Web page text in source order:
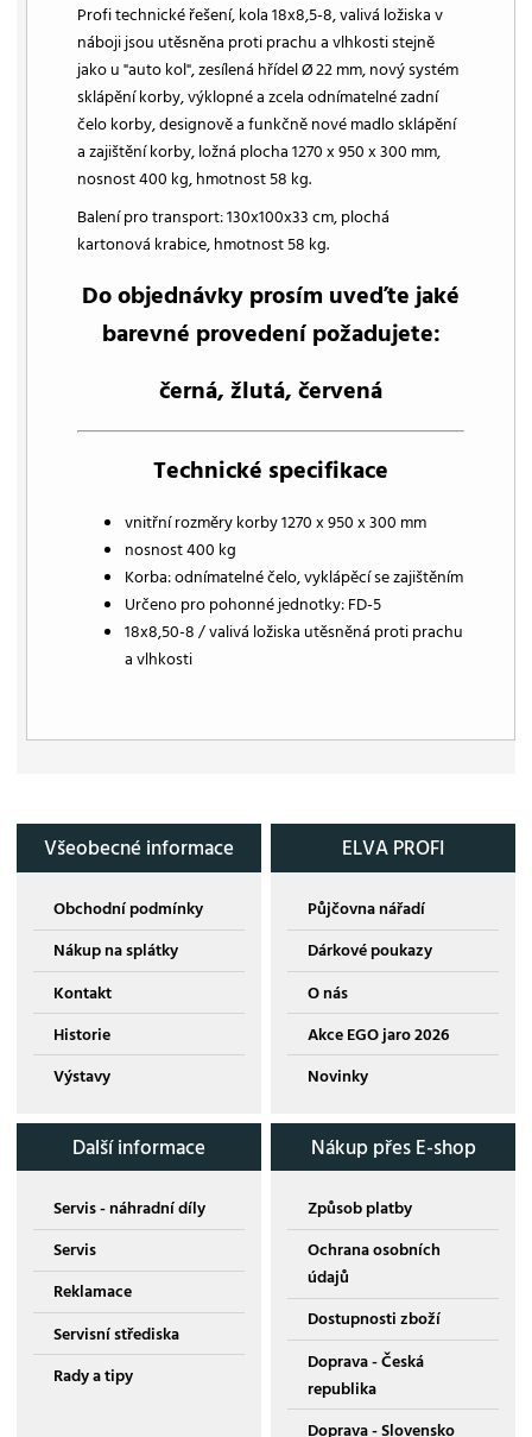
Profi technické řešení, kola 18x8,5-8, valivá ložiska v
náboji jsou utěsněna proti prachu a vlhkosti stejně
jako u "auto kol", zesílená hřídel Ø 22 mm, nový systém
sklápění korby, výklopné a zcela odnímatelné zadní
čelo korby, designově a funkčně nové madlo sklápění
a zajištění korby, ložná plocha 1270 x 950 x 300 mm,
nosnost 400 kg, hmotnost 58 kg.
Balení pro transport: 130x100x33 cm, plochá
kartonová krabice, hmotnost 58 kg.
Do objednávky prosím uveďte jaké
barevné provedení požadujete:
černá, žlutá, červená
Technické specifikace
vnitřní rozměry korby 1270 x 950 x 300 mm
nosnost 400 kg
Korba: odnímatelné čelo, vyklápěcí se zajištěním
Určeno pro pohonné jednotky: FD-5
18x8,50-8 / valivá ložiska utěsněná proti prachu
a vlhkosti
Všeobecné informace
Obchodní podmínky
Nákup na splátky
Kontakt
Historie
Výstavy
ELVA PROFI
Půjčovna nářadí
Dárkové poukazy
O nás
Akce EGO jaro 2026
Novinky
Další informace
Servis - náhradní díly
Servis
Reklamace
Servisní střediska
Rady a tipy
Nákup přes E-shop
Způsob platby
Ochrana osobních
údajů
Dostupnosti zboží
Doprava - Česká
republika
Doprava - Slovensko